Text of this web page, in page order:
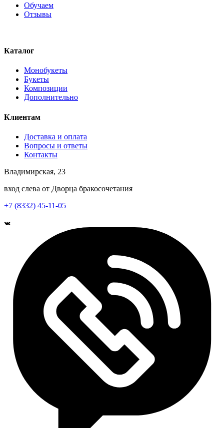
Обучаем
Отзывы
Каталог
Монобукеты
Букеты
Композиции
Дополнительно
Клиентам
Доставка и оплата
Вопросы и ответы
Контакты
Владимирская, 23
вход слева от Дворца бракосочетания
+7 (8332) 45-11-05